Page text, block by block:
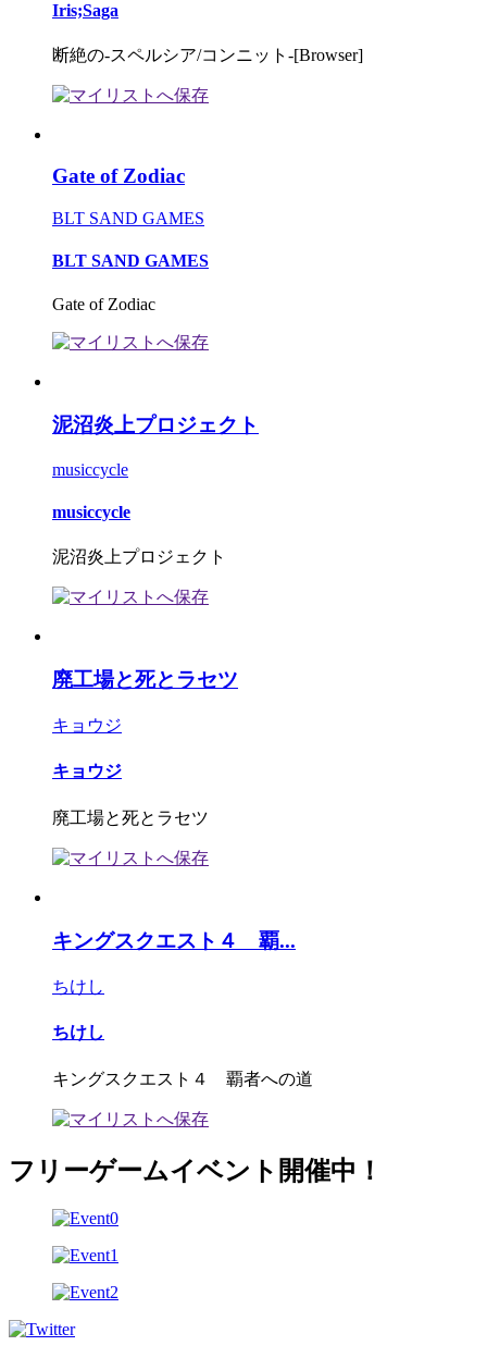
Iris;Saga
断絶の-スペルシア/コンニット-[Browser]
Gate of Zodiac
BLT SAND GAMES
BLT SAND GAMES
Gate of Zodiac
泥沼炎上プロジェクト
musiccycle
musiccycle
泥沼炎上プロジェクト
廃工場と死とラセツ
キョウジ
キョウジ
廃工場と死とラセツ
キングスクエスト４ 覇...
ちけし
ちけし
キングスクエスト４ 覇者への道
フリーゲームイベント開催中！